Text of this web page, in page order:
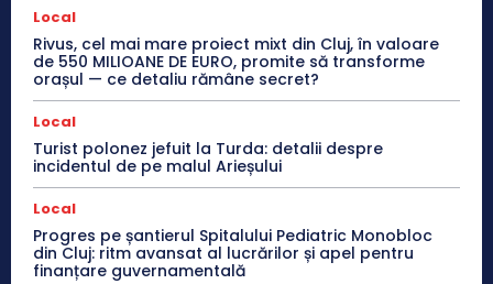
Local
Rivus, cel mai mare proiect mixt din Cluj, în valoare
de 550 MILIOANE DE EURO, promite să transforme
orașul — ce detaliu rămâne secret?
Local
Turist polonez jefuit la Turda: detalii despre
incidentul de pe malul Arieșului
Local
Progres pe șantierul Spitalului Pediatric Monobloc
din Cluj: ritm avansat al lucrărilor și apel pentru
finanțare guvernamentală